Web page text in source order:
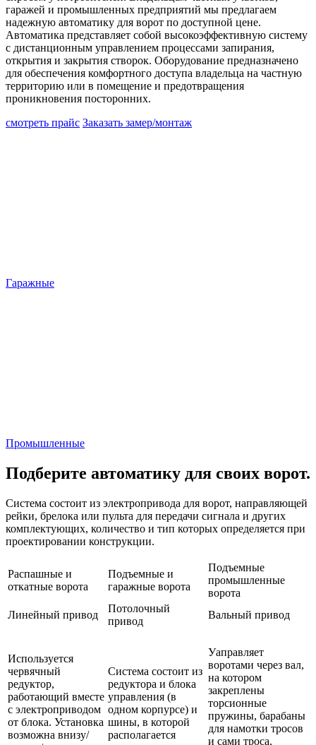
гаражей и промышленных предприятий мы предлагаем
надежную автоматику для ворот по доступной цене.
Автоматика представляет собой высокоэффективную систему
с дистанционным управлением процессами запирания,
открытия и закрытия створок. Оборудование предназначено
для обеспечения комфортного доступа владельца на частную
территорию или в помещение и предотвращения
проникновения посторонних.
смотреть прайс Заказать замер/монтаж
Гаражные
Промышленные
Подберите автоматику для своих ворот.
Система состоит из электропривода для ворот, направляющей
рейки, брелока или пульта для передачи сигнала и других
комплектующих, количество и тип которых определяется при
проектировании конструкции.
Распашные и
откатные ворота
Подъемные и
гаражные ворота
Подъемные
промышленные
ворота
Линейный привод
Потолочный
привод
Вальный привод
Используется
червячный
редуктор,
работающий вместе
с электроприводом
от блока. Установка
возможна внизу/
Система состоит из
редуктора и блока
управления (в
одном корпурсе) и
шины, в которой
располагается
Уаправляет
воротами через вал,
на котором
закреплены
торсионные
пружины, барабаны
для намотки тросов
и сами троса,